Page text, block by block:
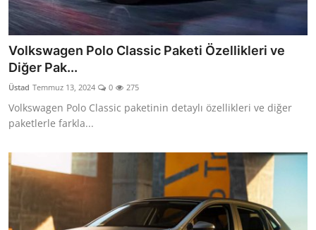
Volkswagen Polo Classic Paketi Özellikleri ve
Diğer Pak...
Üstad Temmuz 13, 2024 0 275
Volkswagen Polo Classic paketinin detaylı özellikleri ve diğer
paketlerle farkla...